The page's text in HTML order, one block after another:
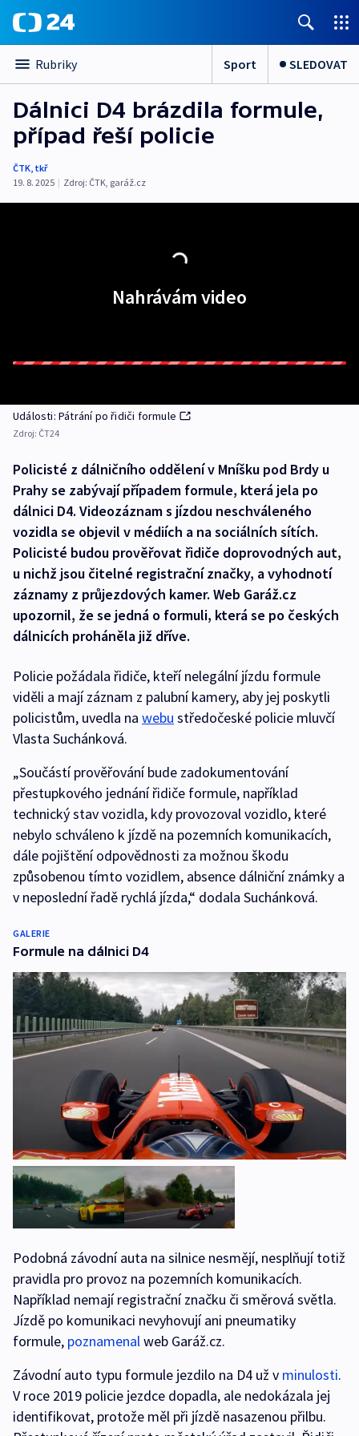
Rubriky Sport SLEDOVAT
Dálnici D4 brázdila formule,
případ řeší policie
ČTK, tkř
19. 8. 2025 | Zdroj: ČTK, garáž.cz
Nahrávám video
Události: Pátrání po řidiči formule
Zdroj: ČT24
Policisté z dálničního oddělení v Mníšku pod Brdy u
Prahy se zabývají případem formule, která jela po
dálnici D4. Videozáznam s jízdou neschváleného
vozidla se objevil v médiích a na sociálních sítích.
Policisté budou prověřovat řidiče doprovodných aut,
u nichž jsou čitelné registrační značky, a vyhodnotí
záznamy z průjezdových kamer. Web Garáž.cz
upozornil, že se jedná o formuli, která se po českých
dálnicích proháněla již dříve.
Policie požádala řidiče, kteří nelegální jízdu formule
viděli a mají záznam z palubní kamery, aby jej poskytli
policistům, uvedla na webu středočeské policie mluvčí
Vlasta Suchánková.
„Součástí prověřování bude zadokumentování
přestupkového jednání řidiče formule, například
technický stav vozidla, kdy provozoval vozidlo, které
nebylo schváleno k jízdě na pozemních komunikacích,
dále pojištění odpovědnosti za možnou škodu
způsobenou tímto vozidlem, absence dálniční známky a
v neposlední řadě rychlá jízda,“ dodala Suchánková.
GALERIE
Formule na dálnici D4
Podobná závodní auta na silnice nesmějí, nesplňují totiž
pravidla pro provoz na pozemních komunikacích.
Například nemají registrační značku či směrová světla.
Jízdě po komunikaci nevyhovují ani pneumatiky
formule, poznamenalweb Garáž.cz.
Závodní auto typu formule jezdilo na D4 už v minulosti.
V roce 2019 policie jezdce dopadla, ale nedokázala jej
identifikovat, protože měl při jízdě nasazenou přilbu.